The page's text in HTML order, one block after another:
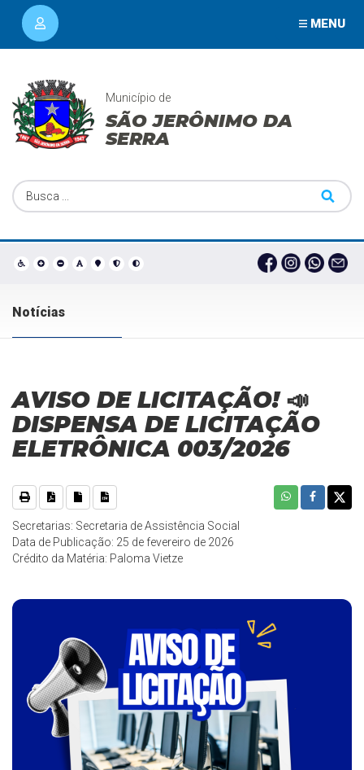
MENU
Município de
SÃO JERÔNIMO DA
SERRA
Notícias
AVISO DE LICITAÇÃO! 📣
DISPENSA DE LICITAÇÃO
ELETRÔNICA 003/2026
Secretarias: Secretaria de Assistência Social
Data de Publicação: 25 de fevereiro de 2026
Crédito da Matéria: Paloma Vietze